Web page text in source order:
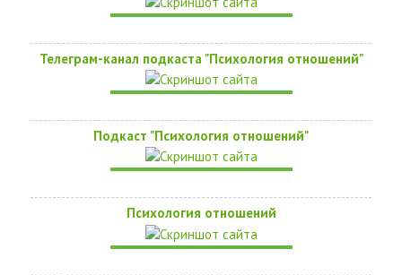
Телеграм-канал подкаста "Психология отношений"
Подкаст "Психология отношений"
Психология отношений